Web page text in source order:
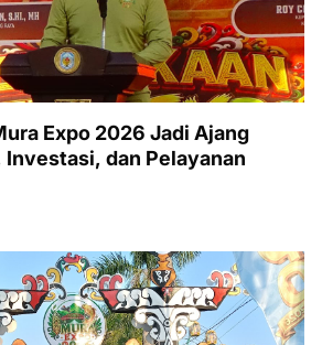
Expo 2026 Jadi Ajang
dan Pelayanan